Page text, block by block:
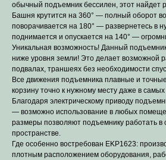
обычный подъемник бессилен, этот найдет
Башня крутится на 360° — полный оборот
поворачивается на 180° — развернетесь в
поднимается и опускается на 140° —
Уникальная возможность! Данный
ниже уровня земли! Это делает возможной
подвалах, траншеях без необходимости
Все движения подъемника плавные и
корзину точно к нужному месту даже в
Благодаря электрическому приводу
— возможно использование в любых
размеры позволяют подъемнику работать в
пространстве.
Где особенно востребован EKP1623:
плотным расположением оборудования,